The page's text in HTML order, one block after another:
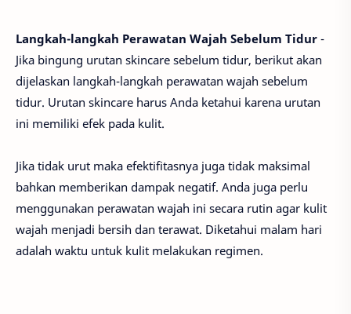
Langkah-langkah Perawatan Wajah Sebelum Tidur -
Jika bingung urutan skincare sebelum tidur, berikut akan
dijelaskan langkah-langkah perawatan wajah sebelum
tidur. Urutan skincare harus Anda ketahui karena urutan
ini memiliki efek pada kulit.
Jika tidak urut maka efektifitasnya juga tidak maksimal
bahkan memberikan dampak negatif. Anda juga perlu
menggunakan perawatan wajah ini secara rutin agar kulit
wajah menjadi bersih dan terawat. Diketahui malam hari
adalah waktu untuk kulit melakukan regimen.